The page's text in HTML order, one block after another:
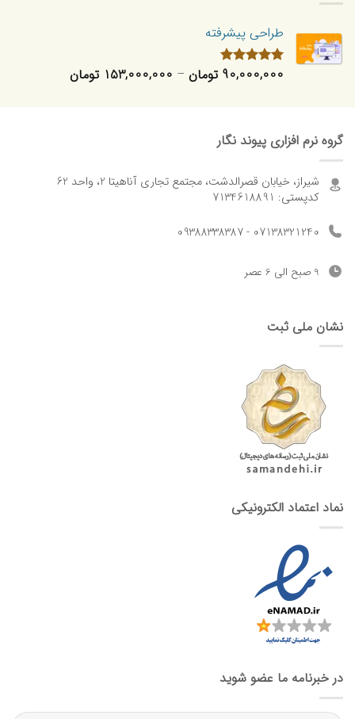
طراحی پیشرفته
امتیاز5.00
90,000,000 تومان –
153,000,000 تومانمحدوده
گروه نرم افزاری پیوند نگار
شیراز، خیابان قصرالدشت، مجتمع تجاری آناهیتا 2، واحد 62
کدپستی: 7134618891
07138321240 - 09388338387
9 صبح الی 6 عصر
نشان ملی ثبت
نماد اعتماد الکترونیکی
در خبرنامه ما عضو شوید